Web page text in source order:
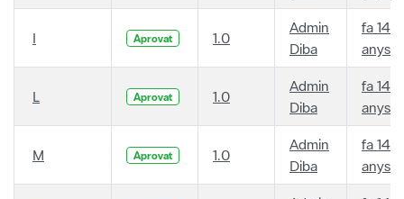
I Aprovat 1.0
Admin
Diba
fa 14
anys
L Aprovat 1.0
Admin
Diba
fa 14
anys
M Aprovat 1.0
Admin
Diba
fa 14
anys